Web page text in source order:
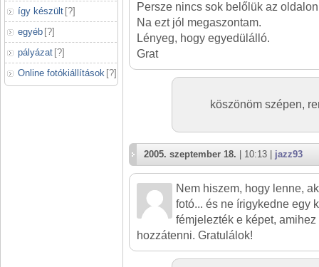
így készült [?]
egyéb [?]
pályázat [?]
Online fotókiállítások [?]
Persze nincs sok belőlük az
Na ezt jól megaszontam.
Lényeg, hogy egyedülálló.
Grat
köszönöm szépen,
2005. szeptember 18. | 10:13 | jazz93
Nem hiszem, hogy lenne,
fotó... és ne írigykedne egy
fémjelezték e képet,
hozzátenni. Gratulálok!